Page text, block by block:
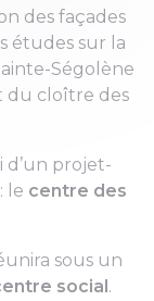
des façades
études sur la
Ségolène
du cloître des
d’un projet-
le centre des
sous un
social.